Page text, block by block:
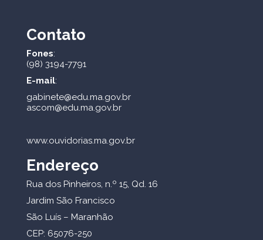
Contato
Fones:
(98) 3194-7791
E-mail:
gabinete@edu.ma.gov.br
ascom@edu.ma.gov.br
www.ouvidorias.ma.gov.br
Endereço
Rua dos Pinheiros, n.º 15, Qd. 16
Jardim São Francisco
São Luís – Maranhão
CEP: 65076-250